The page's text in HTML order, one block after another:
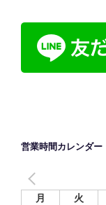
営業時間カレンダー
月 火